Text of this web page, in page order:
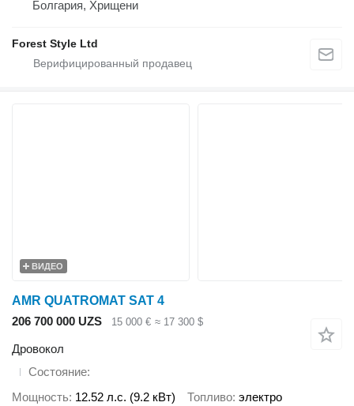
Болгария, Хрищени
Forest Style Ltd
ВИДЕО
AMR QUATROMAT SAT 4
206 700 000 UZS
15 000 € ≈ 17 300 $
Дровокол
Состояние
Мощность 12.52 л.с. (9.2 кВт) Топливо электро